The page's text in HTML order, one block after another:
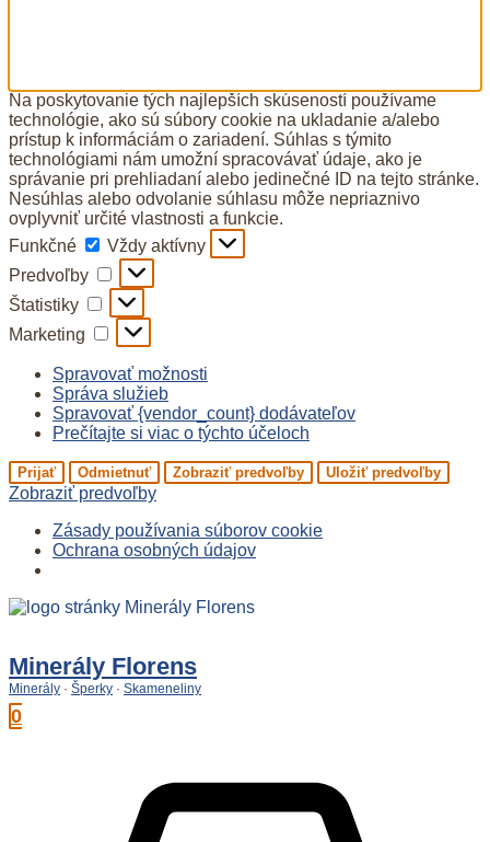
Na poskytovanie tých najlepších skúseností používame
technológie, ako sú súbory cookie na ukladanie a/alebo
prístup k informáciám o zariadení. Súhlas s týmito
technológiami nám umožní spracovávať údaje, ako je
správanie pri prehliadaní alebo jedinečné ID na tejto stránke.
Nesúhlas alebo odvolanie súhlasu môže nepriaznivo
ovplyvniť určité vlastnosti a funkcie.
Funkčné
Funkčné
Vždy aktívny
Predvoľby
Predvoľby
Štatistiky Štatistiky
Marketing Marketing
Spravovať možnosti
Správa služieb
Spravovať {vendor_count} dodávateľov
Prečítajte si viac o týchto účeloch
Prijať Odmietnuť Zobraziť predvoľby Uložiť predvoľby
Zobraziť predvoľby
Zásady používania súborov cookie
Ochrana osobných údajov
Preskočiť
Minerály Florens
Minerály · Šperky · Skameneliny
0